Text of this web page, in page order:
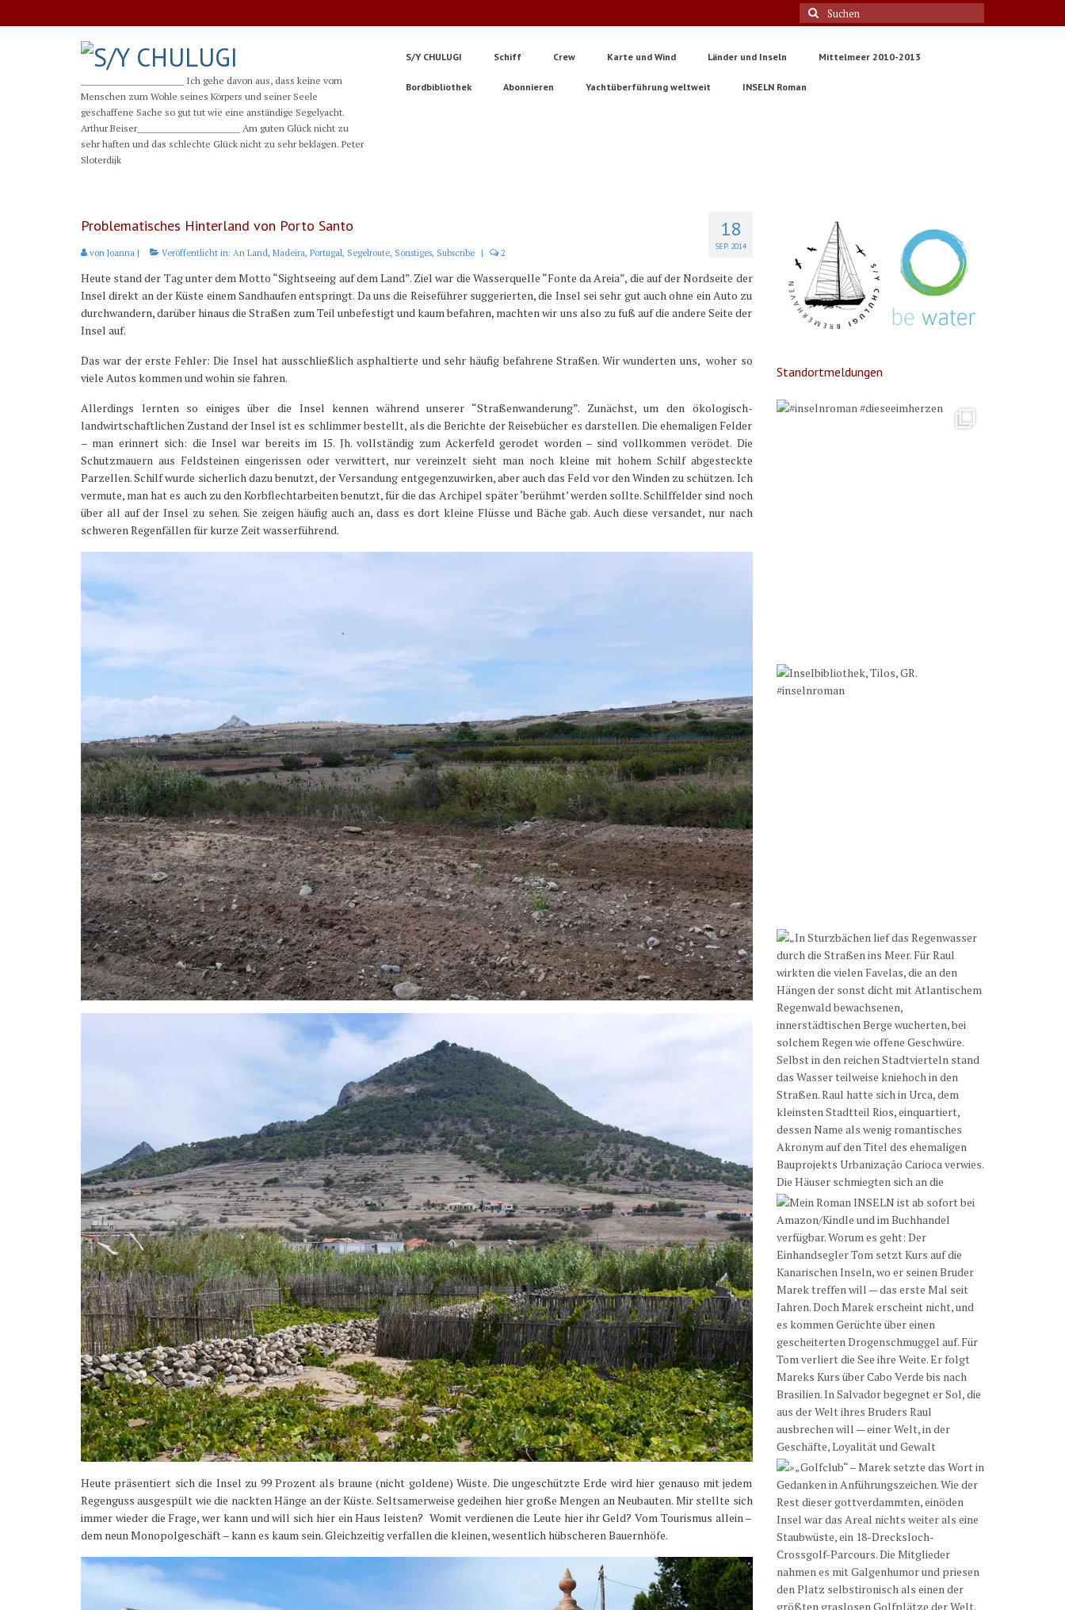
Suche
nach:
__________________________ Ich gehe davon aus, dass keine vom
Menschen zum Wohle seines Körpers und seiner Seele
geschaffene Sache so gut tut wie eine anständige Segelyacht.
Arthur Beiser__________________________ Am guten Glück nicht zu
sehr haften und das schlechte Glück nicht zu sehr beklagen. Peter
Sloterdijk
S/Y CHULUGI Schiff Crew Karte und Wind Länder und Inseln Mittelmeer 2010-2013
Bordbibliothek Abonnieren Yachtüberführung weltweit INSELN Roman
18
SEP. 2014
Problematisches Hinterland von Porto Santo
von Joanna | Veröffentlicht in: An Land, Madeira, Portugal, Segelroute, Sonstiges, Subscribe | 2
Heute stand der Tag unter dem Motto “Sightseeing auf dem Land”. Ziel war die Wasserquelle “Fonte da Areia”, die auf der Nordseite der
Insel direkt an der Küste einem Sandhaufen entspringt. Da uns die Reiseführer suggerierten, die Insel sei sehr gut auch ohne ein Auto zu
durchwandern, darüber hinaus die Straßen zum Teil unbefestigt und kaum befahren, machten wir uns also zu fuß auf die andere Seite der
Insel auf.
Das war der erste Fehler: Die Insel hat ausschließlich asphaltierte und sehr häufig befahrene Straßen. Wir wunderten uns, woher so
viele Autos kommen und wohin sie fahren.
Allerdings lernten so einiges über die Insel kennen während unserer “Straßenwanderung”. Zunächst, um den ökologisch-
landwirtschaftlichen Zustand der Insel ist es schlimmer bestellt, als die Berichte der Reisebücher es darstellen. Die ehemaligen Felder
– man erinnert sich: die Insel war bereits im 15. Jh. vollständig zum Ackerfeld gerodet worden – sind vollkommen verödet. Die
Schutzmauern aus Feldsteinen eingerissen oder verwittert, nur vereinzelt sieht man noch kleine mit hohem Schilf abgesteckte
Parzellen. Schilf wurde sicherlich dazu benutzt, der Versandung entgegenzuwirken, aber auch das Feld vor den Winden zu schützen. Ich
vermute, man hat es auch zu den Korbflechtarbeiten benutzt, für die das Archipel später ‘berühmt’ werden sollte. Schilffelder sind noch
über all auf der Insel zu sehen. Sie zeigen häufig auch an, dass es dort kleine Flüsse und Bäche gab. Auch diese versandet, nur nach
schweren Regenfällen für kurze Zeit wasserführend.
Heute präsentiert sich die Insel zu 99 Prozent als braune (nicht goldene) Wüste. Die ungeschützte Erde wird hier genauso mit jedem
Regenguss ausgespült wie die nackten Hänge an der Küste. Seltsamerweise gedeihen hier große Mengen an Neubauten. Mir stellte sich
immer wieder die Frage, wer kann und will sich hier ein Haus leisten? Womit verdienen die Leute hier ihr Geld? Vom Tourismus allein –
dem neun Monopolgeschäft – kann es kaum sein. Gleichzeitig verfallen die kleinen, wesentlich hübscheren Bauernhöfe.
Standortmeldungen